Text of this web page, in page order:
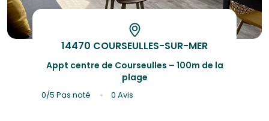
Appt centre de Courseulles – 100m de la
plage
14470 COURSEULLES-SUR-MER
0/5Pas noté 0 Avis